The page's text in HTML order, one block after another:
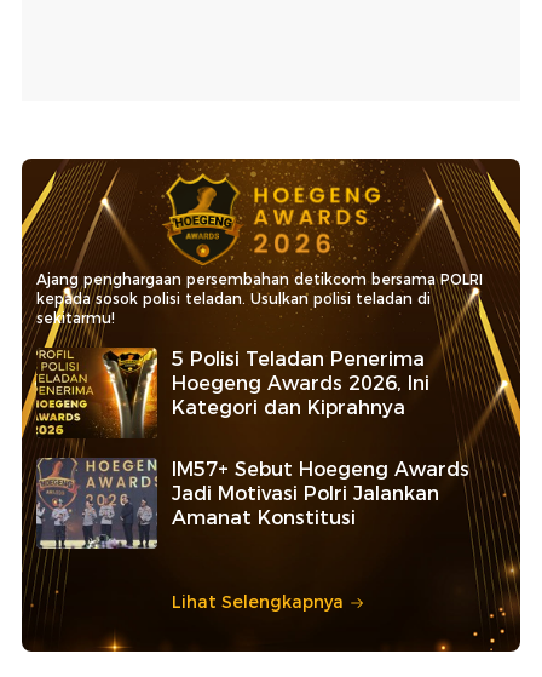
Ajang penghargaan persembahan detikcom bersama POLRI
kepada sosok polisi teladan. Usulkan polisi teladan di
sekitarmu!
5 Polisi Teladan Penerima
Hoegeng Awards 2026, Ini
Kategori dan Kiprahnya
IM57+ Sebut Hoegeng Awards
Jadi Motivasi Polri Jalankan
Amanat Konstitusi
Lihat Selengkapnya